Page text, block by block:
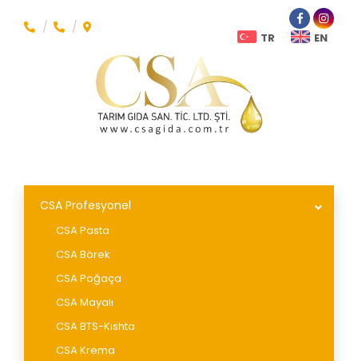
TR EN
CSA Profesyonel
CSA Pasta
CSA Börek
CSA Poğaça
CSA Mayalı
CSA BTS-Kıshta
CSA Krema